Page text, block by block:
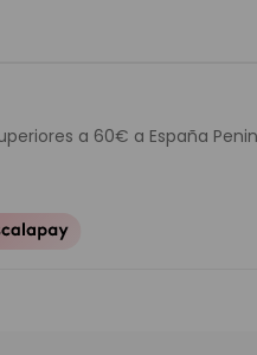
a 60€ a España